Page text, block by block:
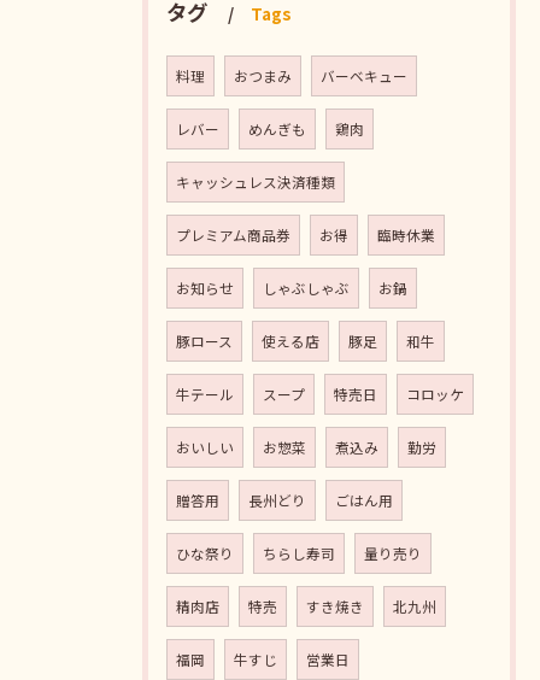
タグ Tags
料理 おつまみ バーベキュー
レバー めんぎも 鶏肉
キャッシュレス決済種類
プレミアム商品券 お得 臨時休業
お知らせ しゃぶしゃぶ お鍋
豚ロース 使える店 豚足 和牛
牛テール スープ 特売日 コロッケ
おいしい お惣菜 煮込み 勤労
贈答用 長州どり ごはん用
ひな祭り ちらし寿司 量り売り
精肉店 特売 すき焼き 北九州
福岡 牛すじ 営業日